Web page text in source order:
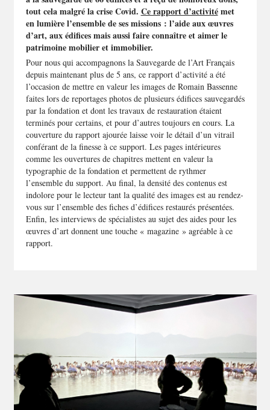
tout cela malgré la crise Covid. Ce rapport d’activitémet
en lumière l’ensemble de ses missions : l’aide aux œuvres
d’art, aux édifices mais aussi faire connaître et aimer le
patrimoine mobilier et immobilier.
Pour nous qui accompagnons la Sauvegarde de l’Art Français
depuis maintenant plus de 5 ans, ce rapport d’activité a été
l’occasion de mettre en valeur les images de Romain Bassenne
faites lors de reportages photos de plusieurs édifices sauvegardés
par la fondation et dont les travaux de restauration étaient
terminés pour certains, et pour d’autres toujours en cours. La
couverture du rapport ajourée laisse voir le détail d’un vitrail
conférant de la finesse à ce support. Les pages intérieures
comme les ouvertures de chapitres mettent en valeur la
typographie de la fondation et permettent de rythmer
l’ensemble du support. Au final, la densité des contenus est
indolore pour le lecteur tant la qualité des images est au rendez-
vous sur l’ensemble des fiches d’édifices restaurés présentées.
Enfin, les interviews de spécialistes au sujet des aides pour les
œuvres d’art donnent une touche « magazine » agréable à ce
rapport.